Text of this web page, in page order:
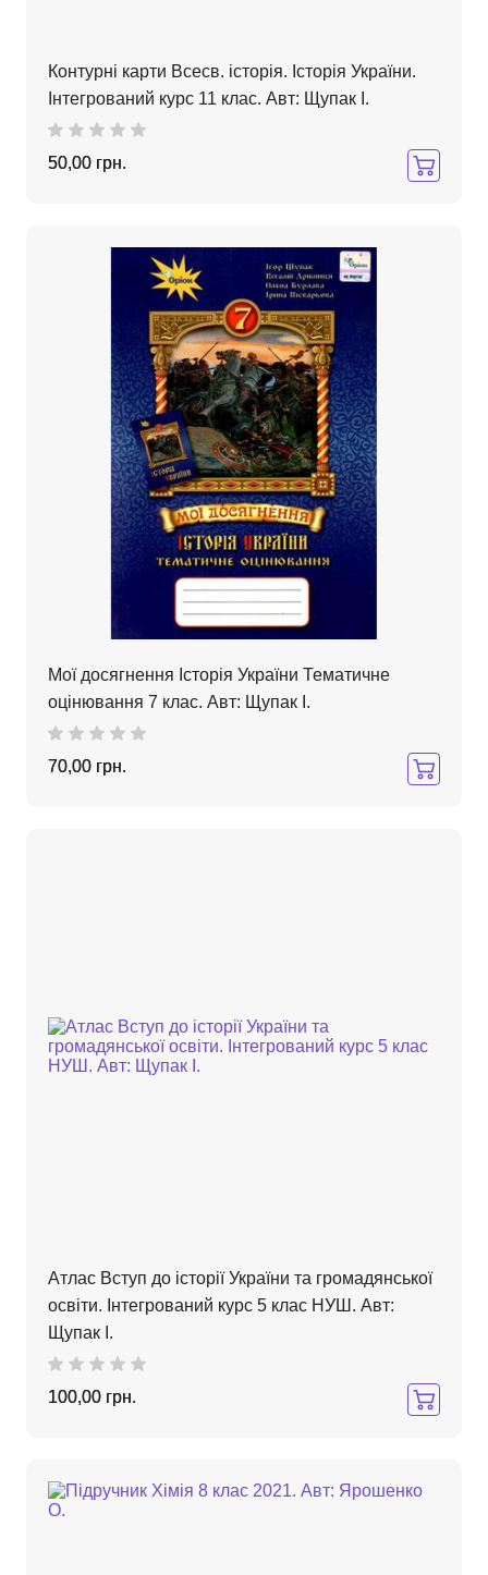
Контурні карти Всесв. історія. Історія України.
Інтегрований курс 11 клас. Авт: Щупак І.
50,00 грн.
Мої досягнення Історія України Тематичне
оцінювання 7 клас. Авт: Щупак І.
70,00 грн.
Атлас Вступ до історії України та громадянської
освіти. Інтегрований курс 5 клас НУШ. Авт:
Щупак І.
100,00 грн.